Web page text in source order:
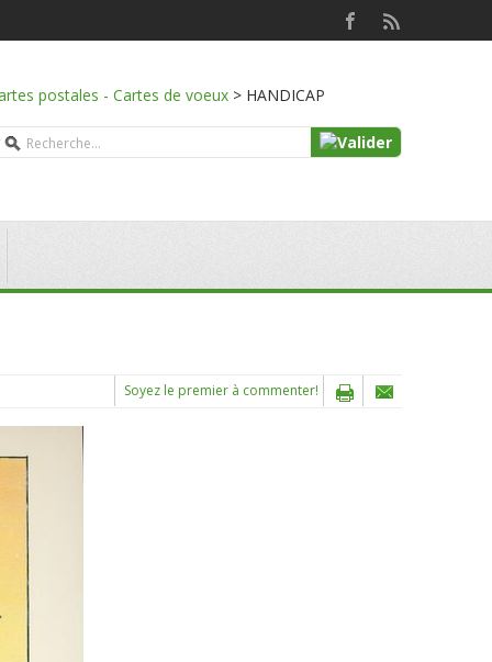
postales - Cartes de voeux > HANDICAP
Soyez le premier à commenter!